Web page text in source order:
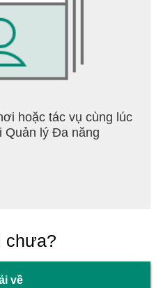
hoặc tác vụ cùng lúc
Quản lý Đa năng
chưa?
về